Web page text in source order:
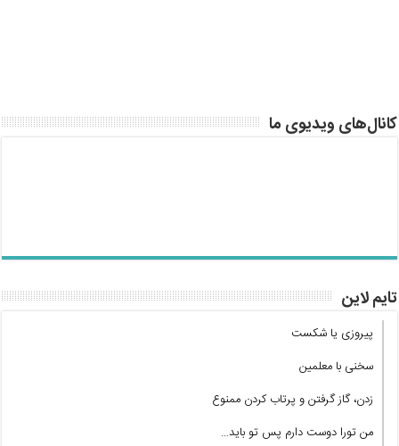
کانال‌های ویدیوی ما
تایم لاین
پیروزی یا شکست
سخنی با معلمین
زدن، گاز گرفتن و پرتاب کردن ممنوع
من تورا دوست دارم پس تو باید…